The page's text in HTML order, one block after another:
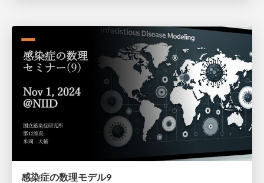
感染症の数理モデル9